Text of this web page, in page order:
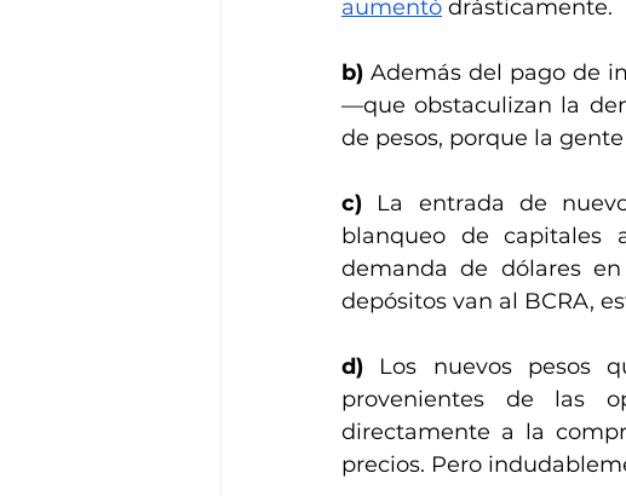
aumentó drásticamente.
b) Además del pago de
—que obstaculizan la
de pesos, porque la
c) La entrada de
blanqueo de capitales
demanda de dólares
depósitos van al BCRA,
d) Los nuevos pesos
provenientes de las
directamente a la
precios. Pero